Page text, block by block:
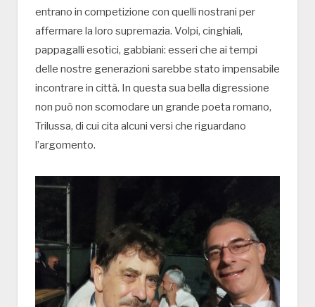
entrano in competizione con quelli nostrani per
affermare la loro supremazia. Volpi, cinghiali,
pappagalli esotici, gabbiani: esseri che ai tempi
delle nostre generazioni sarebbe stato impensabile
incontrare in città. In questa sua bella digressione
non può non scomodare un grande poeta romano,
Trilussa, di cui cita alcuni versi che riguardano
l’argomento.